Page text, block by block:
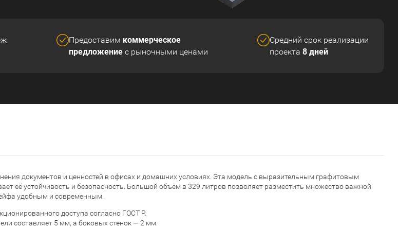
Предоставим коммерческое
предложениес рыночными ценами
Средний срок реализации
проекта 8 дней
документов и ценностей в офисах и домашних условиях. Эта модель с выразительным графитовым
её устойчивость и безопасность. Большой объём в 329 литров позволяет разместить множество важной
удобным и современным.
доступа согласно ГОСТ Р.
составляет 5 мм, а боковых стенок — 2 мм.